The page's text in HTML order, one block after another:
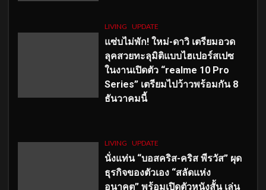
LIVING UPDATE
แซ่บไม่พัก! ใหม่-ดาวิ เตรียมอวด
ลุคสวยทะลุมิติแบบไฮเปอร์สเปซ
ในงานเปิดตัว “realme 10 Pro
Series” เตรียมไปว้าวพร้อมกัน 8
ธันวาคมนี้
LIVING UPDATE
นั่งแท่น “บอสคริส-คริส พีรวัส” ผุด
ธุรกิจของตัวเอง “สลัดแห่ง
อนาคต” พร้อมเปิดตัวหนังสั้น เล่น